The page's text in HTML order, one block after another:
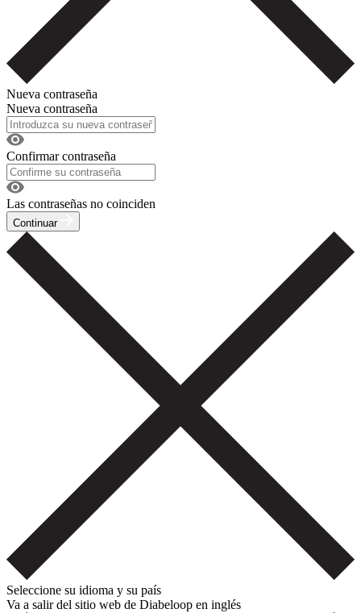
Nueva contraseña
Nueva contraseña
Confirmar contraseña
Las contraseñas no coinciden
Continuar
Seleccione su idioma y su país
Va a salir del sitio web de Diabeloop en inglés